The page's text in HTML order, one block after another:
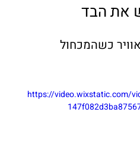
את הבד
כשהמכחול
https://video.wixstatic.com/